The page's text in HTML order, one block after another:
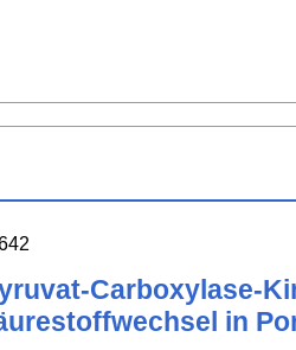
Carboxylase-
in